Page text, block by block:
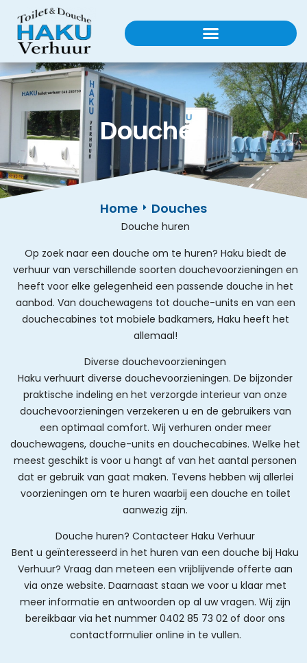
Douches
Home Douches
Douche huren
Op zoek naar een douche om te huren? Haku biedt de
verhuur van verschillende soorten douchevoorzieningen en
heeft voor elke gelegenheid een passende douche in het
aanbod. Van douchewagens tot douche-units en van een
douchecabines tot mobiele badkamers, Haku heeft het
allemaal!
Diverse douchevoorzieningen
Haku verhuurt diverse douchevoorzieningen. De bijzonder
praktische indeling en het verzorgde interieur van onze
douchevoorzieningen verzekeren u en de gebruikers van
een optimaal comfort. Wij verhuren onder meer
douchewagens, douche-units en douchecabines. Welke het
meest geschikt is voor u hangt af van het aantal personen
dat er gebruik van gaat maken. Tevens hebben wij allerlei
voorzieningen om te huren waarbij een douche en toilet
aanwezig zijn.
Douche huren? Contacteer Haku Verhuur
Bent u geïnteresseerd in het huren van een douche bij Haku
Verhuur? Vraag dan meteen een vrijblijvende offerte aan
via onze website. Daarnaast staan we voor u klaar met
meer informatie en antwoorden op al uw vragen. Wij zijn
bereikbaar via het nummer 0402 85 73 02 of door ons
contactformulier online in te vullen.